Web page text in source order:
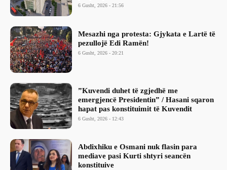
6 Gusht, 2026 - 21:56
Mesazhi nga protesta: Gjykata e Lartë të
pezullojë Edi Ramën!
6 Gusht, 2026 - 20:21
​”Kuvendi duhet të zgjedhë me
emergjencë Presidentin” / Hasani sqaron
hapat pas konstituimit të Kuvendit
6 Gusht, 2026 - 12:43
Abdixhiku e Osmani nuk flasin para
mediave pasi Kurti shtyri seancën
konstituive